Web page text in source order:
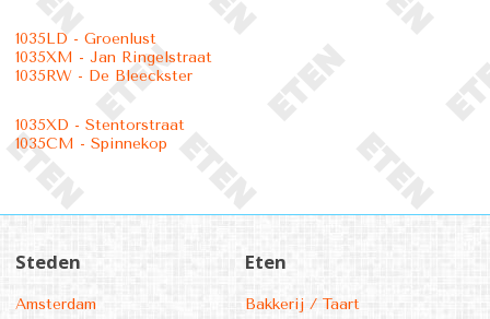
1035LD - Groenlust
1035XM - Jan Ringelstraat
1035RW - De Bleeckster
1035XD - Stentorstraat
1035CM - Spinnekop
Steden
Amsterdam
Eten
Bakkerij / Taart